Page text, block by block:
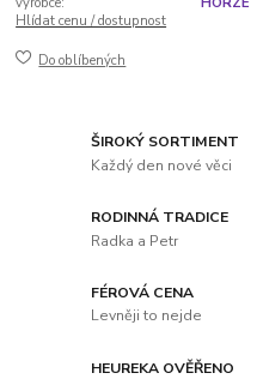
Hlídat cenu / dostupnost
Do oblíbených
ŠIROKÝ SORTIMENT
Každý den nové věci
RODINNÁ TRADICE
Radka a Petr
FÉROVÁ CENA
Levněji to nejde
HEUREKA OVĚŘENO